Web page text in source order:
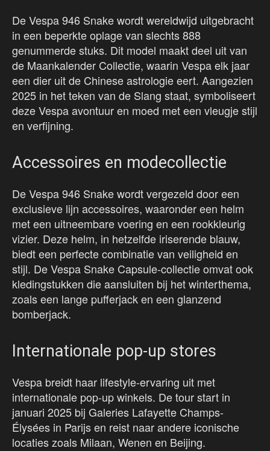
De Vespa 946 Snake wordt wereldwijd uitgebracht
in een beperkte oplage van slechts 888
genummerde stuks. Dit model maakt deel uit van
de Maankalender Collectie, waarin Vespa elk jaar
een dier uit de Chinese astrologie eert. Aangezien
2025 in het teken van de Slang staat, symboliseert
deze Vespa avontuur en moed met een vleugje stijl
en verfijning.
Accessoires en modecollectie
De Vespa 946 Snake wordt vergezeld door een
exclusieve lijn accessoires, waaronder een helm
met een uitneembare voering en een rookkleurig
vizier. Deze helm, in hetzelfde iriserende blauw,
biedt een perfecte combinatie van veiligheid en
stijl. De Vespa Snake Capsule-collectie omvat ook
kledingstukken die aansluiten bij het winterthema,
zoals een lange pufferjack en een glanzend
bomberjack.
Internationale pop-up stores
Vespa breidt haar lifestyle-ervaring uit met
internationale pop-up winkels. De tour start in
januari 2025 bij Galeries Lafayette Champs-
Élysées in Parijs en reist naar andere iconische
locaties zoals Milaan, Wenen en Beijing.